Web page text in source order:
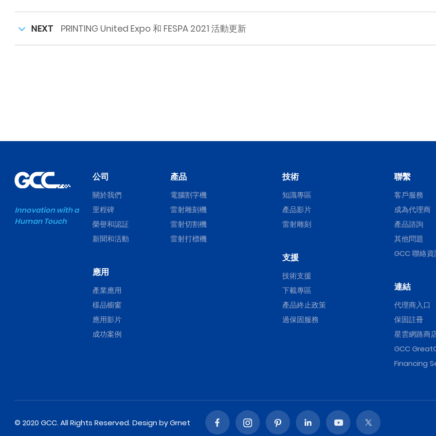
NEXT PRINTING United Expo 和 FESPA 2021 活動更新
Innovation with a
Human Touch
公司
關於我們
里程碑
榮譽和認証
新聞和活動
應用
產業應用
樣品櫥窗
應用影片
成功案例
產品
電腦割字機
雷射雕刻機
雷射切割機
雷射打標機
技術
知識專區
產品影片
雷射雕刻
支援
技術支援
下載專區
產品終止政策
過保固服務
聯繫
客戶服務
成為代理商
產品諮詢
其他問題
GCC 聯絡資
連結
代理商入口
保固註冊
星雲網路商
GCC
Financing
© 2020 GCC. All Rights Reserved.Designby Grnet